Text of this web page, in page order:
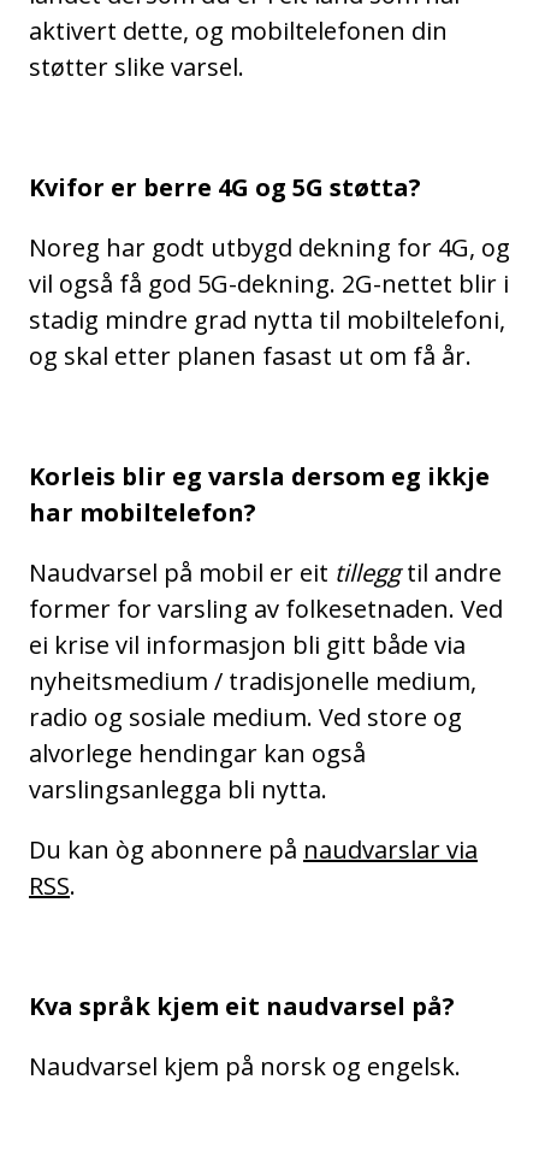
aktivert dette, og mobiltelefonen din
støtter slike varsel.
Kvifor er berre 4G og 5G støtta?
Noreg har godt utbygd dekning for 4G, og
vil også få god 5G-dekning. 2G-nettet blir i
stadig mindre grad nytta til mobiltelefoni,
og skal etter planen fasast ut om få år.
Korleis blir eg varsla dersom eg ikkje
har mobiltelefon?
Naudvarsel på mobil er eit tilleggtil andre
former for varsling av folkesetnaden. Ved
ei krise vil informasjon bli gitt både via
nyheitsmedium / tradisjonelle medium,
radio og sosiale medium. Ved store og
alvorlege hendingar kan også
varslingsanlegga bli nytta.
Du kan òg abonnere på naudvarslar via
RSS.
Kva språk kjem eit naudvarsel på?
Naudvarsel kjem på norsk og engelsk.